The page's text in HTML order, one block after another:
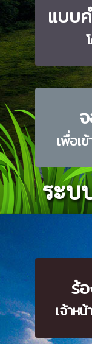
แบบ
เพื่อเ
ระบ
ร้
เจ้าห